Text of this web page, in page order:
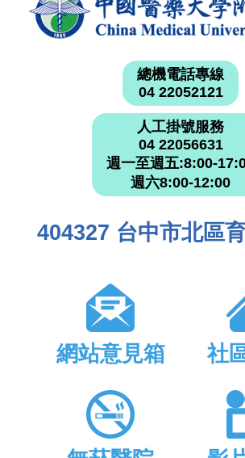
總機電話專線
04 22052121
人工掛號服務
04 22056631
週一至週五:8:00-
週六8:00-12:00
404327 台中市北區
網站意見箱 社